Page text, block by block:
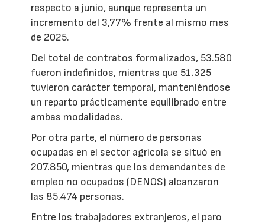
respecto a junio, aunque representa un
incremento del 3,77% frente al mismo mes
de 2025.
Del total de contratos formalizados, 53.580
fueron indefinidos, mientras que 51.325
tuvieron carácter temporal, manteniéndose
un reparto prácticamente equilibrado entre
ambas modalidades.
Por otra parte, el número de personas
ocupadas en el sector agrícola se situó en
207.850, mientras que los demandantes de
empleo no ocupados (DENOS) alcanzaron
las 85.474 personas.
Entre los trabajadores extranjeros, el paro